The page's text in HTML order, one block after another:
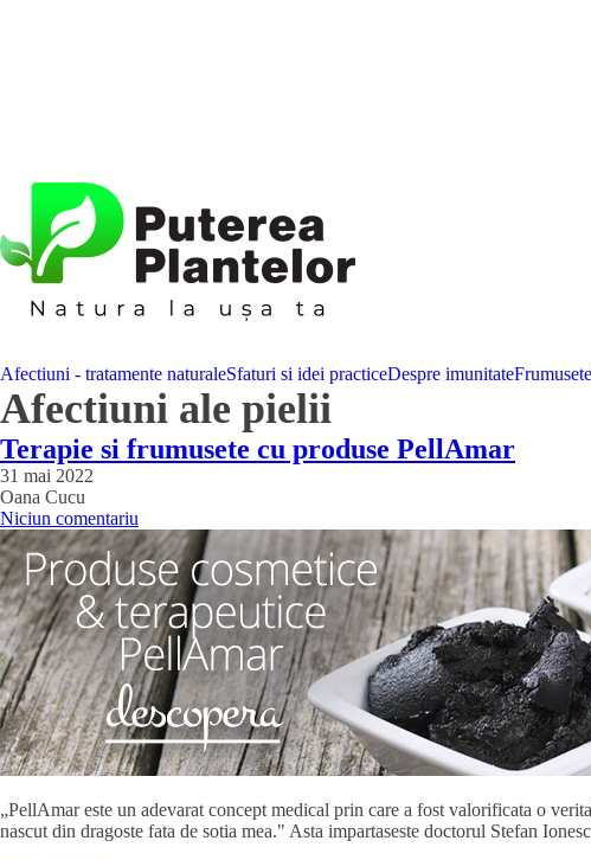
Afectiuni - tratamente naturaleSfaturi si idei practiceDespre imunitateFrumusete
Afectiuni ale pielii
Terapie si frumusete cu produse PellAmar
31 mai 2022
Oana Cucu
Niciun comentariu
„PellAmar este un adevarat concept medical prin care a fost valorificata o
nascut din dragoste fata de sotia mea." Asta impartaseste doctorul Stefan